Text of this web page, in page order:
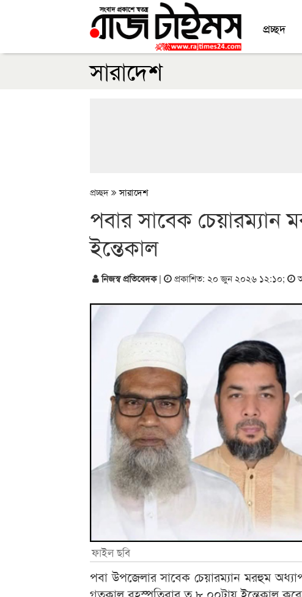
প্রচ্ছদ
সারাদেশ
প্রচ্ছদ সারাদেশ
পবার সাবেক চেয়ারম্যান
ইন্তেকাল
নিজস্ব প্রতিবেদক| প্রকাশিত: ২০ জুন ২০২৬ ১২:১০;
ফাইল ছবি
পবা উপজেলার সাবেক চেয়ারম্যান মরহুম